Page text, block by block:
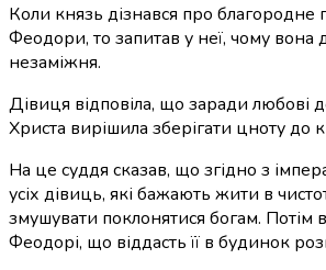
Коли князь дізнався про
Феодори, то запитав у неї, чому вона
незаміжня.
Дівиця відповіла, що заради любові
Христа вирішила зберігати цноту до
На це суддя сказав, що згідно з
усіх дівиць, які бажають жити в
змушувати поклонятися богам. Потім
Феодорі, що віддасть її в будинок